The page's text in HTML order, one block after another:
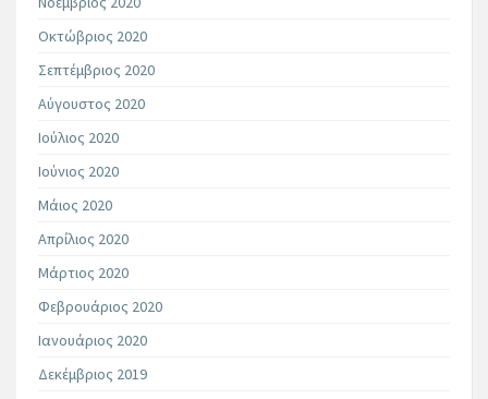
Οκτώβριος 2020
Σεπτέμβριος 2020
Αύγουστος 2020
Ιούλιος 2020
Ιούνιος 2020
Μάιος 2020
Απρίλιος 2020
Μάρτιος 2020
Φεβρουάριος 2020
Ιανουάριος 2020
Δεκέμβριος 2019